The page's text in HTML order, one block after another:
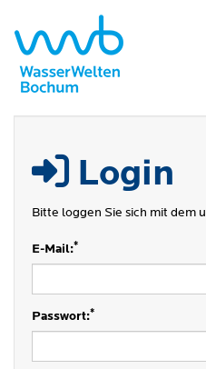
Login
Bitte loggen Sie sich mit dem
E-Mail:*
Passwort:*